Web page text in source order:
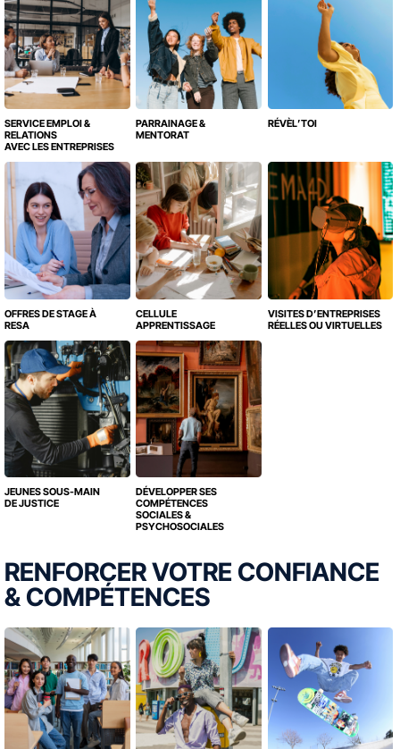
SERVICE EMPLOI &
RELATIONS
AVEC LES ENTREPRISES
PARRAINAGE &
MENTORAT
RÉVÈL’TOI
OFFRES DE STAGE À
RESA
CELLULE
APPRENTISSAGE
VISITES D’ENTREPRISES
RÉELLES OU VIRTUELLES
JEUNES SOUS-MAIN
DE JUSTICE
DÉVELOPPER SES
COMPÉTENCES
SOCIALES &
PSYCHOSOCIALES
RENFORCER VOTRE CONFIANCE
& COMPÉTENCES